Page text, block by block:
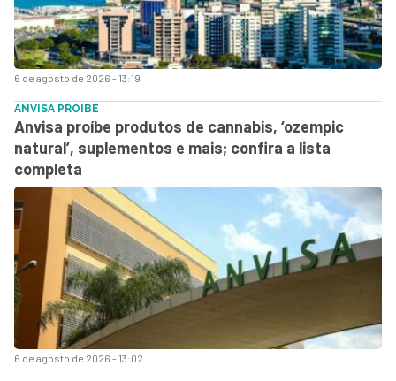
6 de agosto de 2026 - 13:19
6 de agosto de 2026 - 13:02
ANVISA PROIBE
Anvisa proíbe produtos de cannabis, ‘ozempic
natural’, suplementos e mais; confira a lista
completa